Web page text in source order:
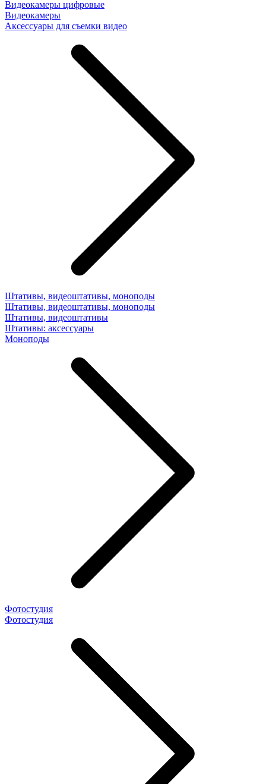
Видеокамеры цифровые
Видеокамеры
Аксессуары для съемки видео
Штативы, видеоштативы, моноподы
Штативы, видеоштативы, моноподы
Штативы, видеоштативы
Штативы: аксессуары
Моноподы
Фотостудия
Фотостудия